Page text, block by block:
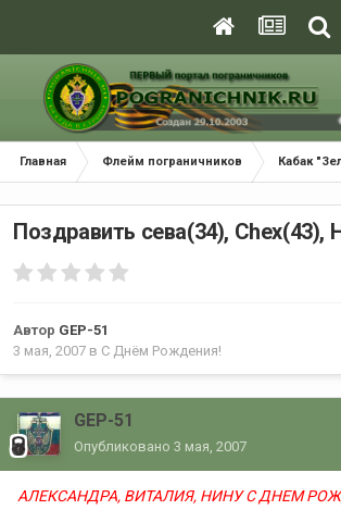
Главная Флейм пограничников Кабак
Поздравить сева(34), Chex(43),
Автор GEP-51
3 мая, 2007 в С Днём Рождения!
GEP-51
Опубликовано 3 мая, 2007
АЛЕКСАНДРА, ВИТАЛИЯ, НИНУ С ДНЕМ